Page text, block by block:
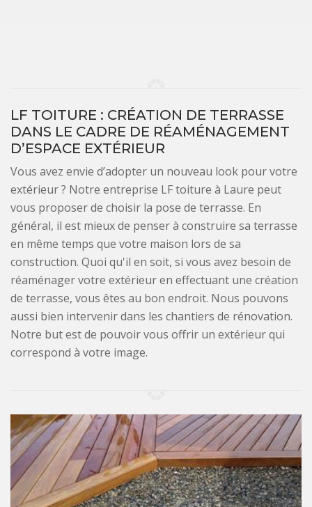
LF TOITURE : CRÉATION DE TERRASSE
DANS LE CADRE DE RÉAMÉNAGEMENT
D’ESPACE EXTÉRIEUR
Vous avez envie d’adopter un nouveau look pour votre
extérieur ? Notre entreprise LF toiture à Laure peut
vous proposer de choisir la pose de terrasse. En
général, il est mieux de penser à construire sa terrasse
en même temps que votre maison lors de sa
construction. Quoi qu'il en soit, si vous avez besoin de
réaménager votre extérieur en effectuant une création
de terrasse, vous êtes au bon endroit. Nous pouvons
aussi bien intervenir dans les chantiers de rénovation.
Notre but est de pouvoir vous offrir un extérieur qui
correspond à votre image.